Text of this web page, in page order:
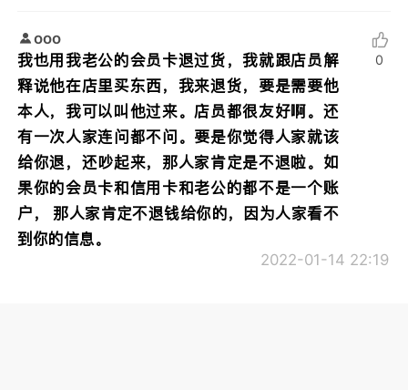
ooo
我也用我老公的会员卡退过货，我就跟店员解
释说他在店里买东西，我来退货，要是需要他
本人，我可以叫他过来。店员都很友好啊。还
有一次人家连问都不问。要是你觉得人家就该
给你退，还吵起来，那人家肯定是不退啦。如
果你的会员卡和信用卡和老公的都不是一个账
户， 那人家肯定不退钱给你的，因为人家看不
到你的信息。
2022-01-14 22:19
0